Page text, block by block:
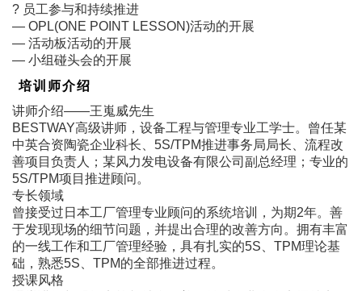
? 员工参与和持续推进
― OPL(ONE POINT LESSON)活动的开展
― 活动板活动的开展
― 小组碰头会的开展
培训师介绍
讲师介绍――王嵬威先生
BESTWAY高级讲师，设备工程与管理专业工学士。曾任某
中英合资陶瓷企业科长、5S/TPM推进事务局局长、流程改
善项目负责人；某风力发电设备有限公司副总经理；专业的
5S/TPM项目推进顾问。
专长领域
曾接受过日本工厂管理专业顾问的系统培训，为期2年。善
于发现现场的细节问题，并提出合理的改善方向。拥有丰富
的一线工作和工厂管理经验，具有扎实的5S、TPM理论基
础，熟悉5S、TPM的全部推进过程。
授课风格